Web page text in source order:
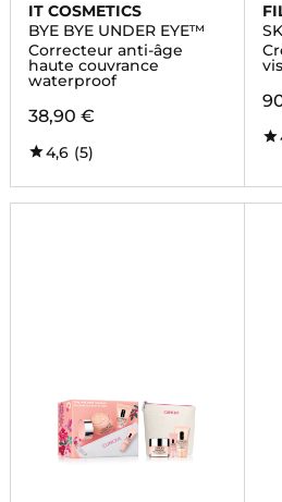
IT COSMETICS
BYE BYE UNDER EYE™
Correcteur anti-âge
haute couvrance
waterproof
38,90 €
4,6 (5)